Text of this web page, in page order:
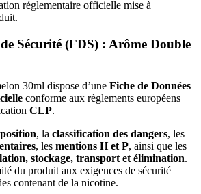
réglementaire officielle mise à
Sécurité (FDS) : Arôme Double
30ml dispose d’une Fiche de Données
conforme aux règlements européens
CLP.
, la classification des dangers, les
, les mentions H et P, ainsi que les
stockage, transport et élimination.
du produit aux exigences de sécurité
contenant de la nicotine.